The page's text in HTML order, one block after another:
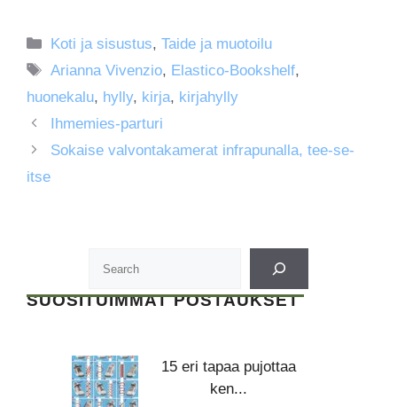
Kategoriat
Koti ja sisustus,Taide ja muotoilu
Avainsanat
Arianna Vivenzio, Elastico-Bookshelf,
huonekalu, hylly, kirja, kirjahylly
Ihmemies-parturi
Sokaise valvontakamerat infrapunalla, tee-se-
itse
SUOSITUIMMAT POSTAUKSET
15 eri tapaa pujottaa
ken...